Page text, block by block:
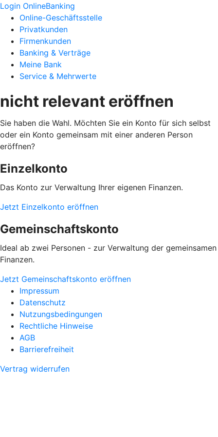
Login OnlineBanking
Online-Geschäftsstelle
Privatkunden
Firmenkunden
Banking & Verträge
Meine Bank
Service & Mehrwerte
nicht relevant eröffnen
Sie haben die Wahl. Möchten Sie ein Konto für sich selbst
oder ein Konto gemeinsam mit einer anderen Person
eröffnen?
Einzelkonto
Das Konto zur Verwaltung Ihrer eigenen Finanzen.
Jetzt Einzelkonto eröffnen
Gemeinschaftskonto
Ideal ab zwei Personen - zur Verwaltung der gemeinsamen
Finanzen.
Jetzt Gemeinschaftskonto eröffnen
Impressum
Datenschutz
Nutzungsbedingungen
Rechtliche Hinweise
AGB
Barrierefreiheit
Vertrag widerrufen